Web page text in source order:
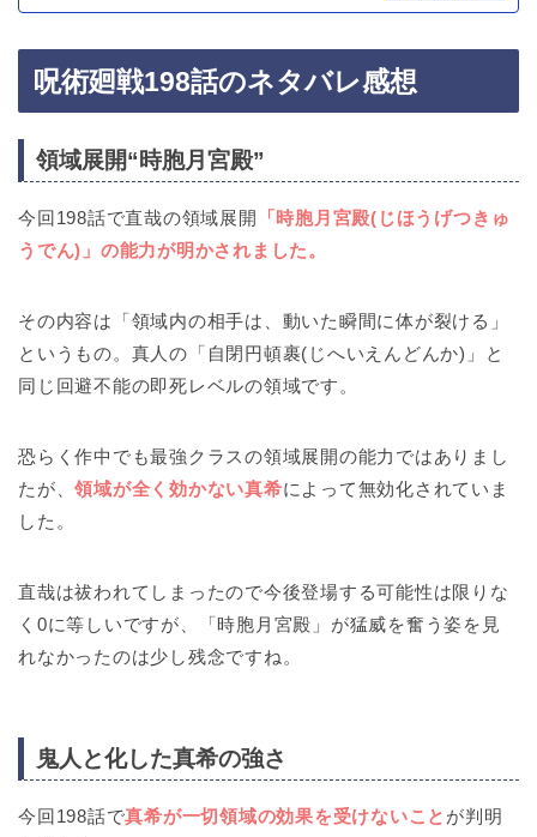
呪術廻戦198話のネタバレ感想
領域展開“時胞月宮殿”
今回198話で直哉の領域展開 「時胞月宮殿(じほうげつきゅ
うでん)」の能力が明かされました。
その内容は「領域内の相手は、動いた瞬間に体が裂ける」
というもの。真人の「自閉円頓裹(じへいえんどんか)」と
同じ回避不能の即死レベルの領域です。
恐らく作中でも最強クラスの領域展開の能力ではありまし
たが、領域が全く効かない真希によって無効化されていま
した。
直哉は祓われてしまったので今後登場する可能性は限りな
く0に等しいですが、「時胞月宮殿」が猛威を奮う姿を見
れなかったのは少し残念ですね。
鬼人と化した真希の強さ
今回198話で真希が一切領域の効果を受けないこと が判明